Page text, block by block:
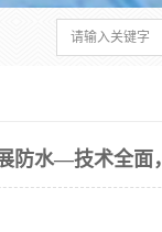
防水—技术全面